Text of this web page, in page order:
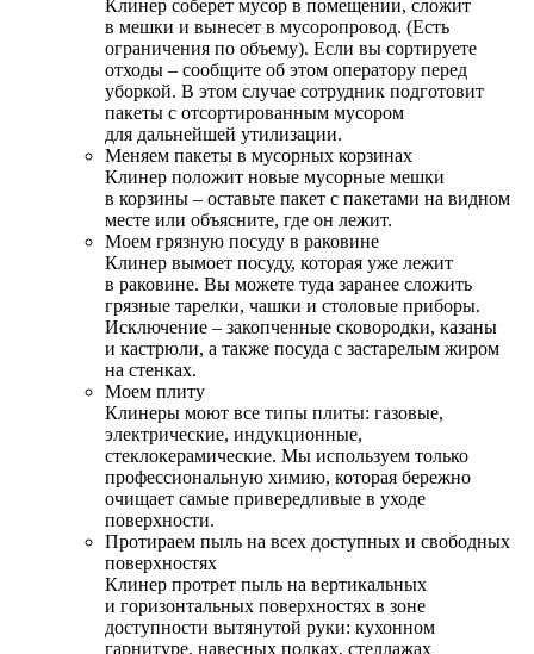
Клинер соберет мусор в помещении, сложит
в мешки и вынесет в мусоропровод. (Есть
ограничения по объему). Если вы сортируете
отходы – сообщите об этом оператору перед
уборкой. В этом случае сотрудник подготовит
пакеты с отсортированным мусором
для дальнейшей утилизации.
Меняем пакеты в мусорных корзинах
Клинер положит новые мусорные мешки
в корзины – оставьте пакет с пакетами на видном
месте или объясните, где он лежит.
Моем грязную посуду в раковине
Клинер вымоет посуду, которая уже лежит
в раковине. Вы можете туда заранее сложить
грязные тарелки, чашки и столовые приборы.
Исключение – закопченные сковородки, казаны
и кастрюли, а также посуда с застарелым жиром
на стенках.
Моем плиту
Клинеры моют все типы плиты: газовые,
электрические, индукционные,
стеклокерамические. Мы используем только
профессиональную химию, которая бережно
очищает самые привередливые в уходе
поверхности.
Протираем пыль на всех доступных и свободных
поверхностях
Клинер протрет пыль на вертикальных
и горизонтальных поверхностях в зоне
доступности вытянутой руки: кухонном
гарнитуре, навесных полках, стеллажах